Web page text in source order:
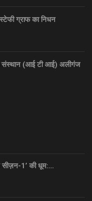
ग्राफ का निधन
संस्थान (आई टी आई) अलीगंज
1’ की धूम:…